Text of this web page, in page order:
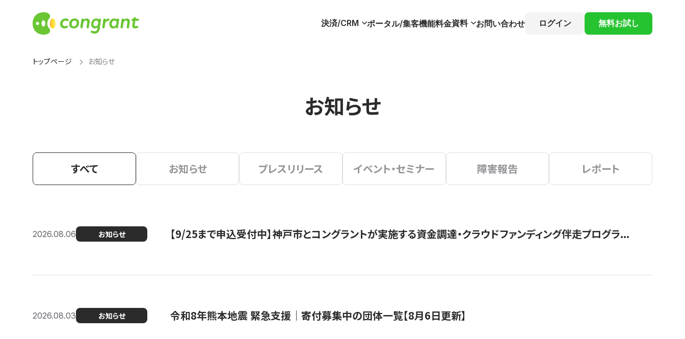
決済/CRM ポータル/集客機能料金資料 お問い合わせ ログイン 無料お試し
トップページ お知らせ
お知らせ
すべて お知らせ プレスリリース イベント・セミナー 障害報告 レポート
2026.08.06 お知らせ 【9/25まで申込受付中】神戸市とコングラントが実施する資金調達・クラウドファンディング伴走プログラ...
2026.08.03 お知らせ 令和8年熊本地震 緊急支援｜寄付募集中の団体一覧【8月6日更新】